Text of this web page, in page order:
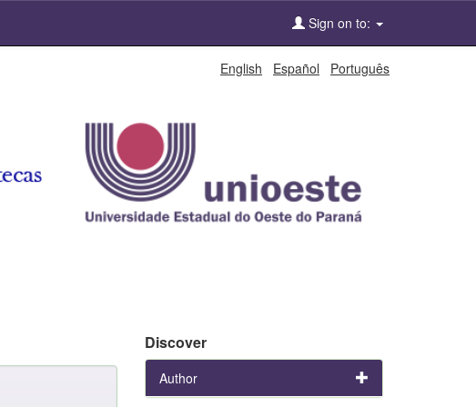
Sign on to:
English Español Português
Discover
Author